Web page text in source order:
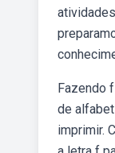
Fazendo
de
imprimir.